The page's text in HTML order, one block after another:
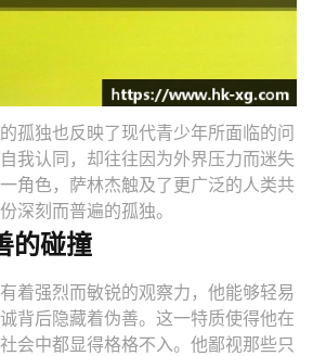
孤独也反映了现代青少年所面临的问
我认同，却往往因为外界压力而迷失
角色，萨林杰触及了更广泛的人类共
深刻而普遍的孤独。
的碰撞
着强烈而敏锐的观察力，他能够轻易
背后隐藏着伪善。这一特质使得他在
会中都显得格格不入。他鄙视那些只